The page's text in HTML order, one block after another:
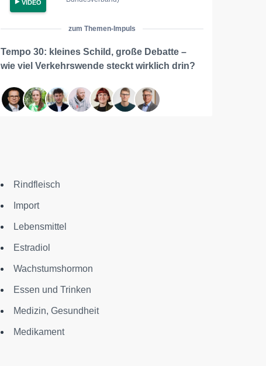
VIDEO
zum Themen-Impuls
Tempo 30: kleines Schild, große Debatte –
wie viel Verkehrswende steckt wirklich drin?
Rindfleisch
Import
Lebensmittel
Estradiol
Wachstumshormon
Essen und Trinken
Medizin, Gesundheit
Medikament